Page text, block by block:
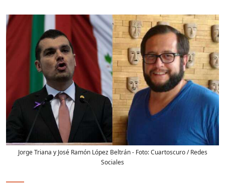
Jorge Triana y José Ramón López Beltrán- Foto:Cuartoscuro / Redes
Sociales